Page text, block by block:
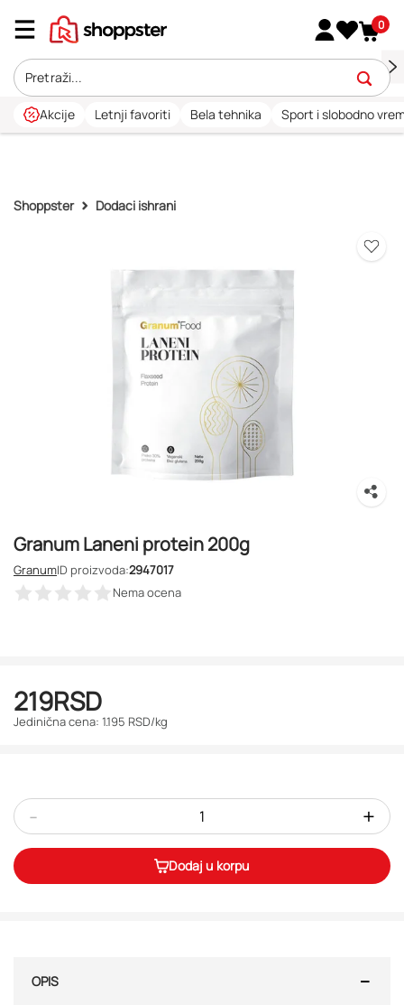
0
Akcije Letnji favoriti Bela tehnika Sport i slobodno
Shoppster Dodaci ishrani
Granum Laneni protein 200g
GranumID proizvoda:2947017
Nema ocena
219RSD
Jedinična cena: 1.195 RSD/kg
- +
Dodaj u korpu
OPIS